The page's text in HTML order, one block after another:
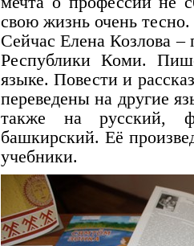
свою жизнь очень тесно.
Сейчас Елена Козлова –
Республики Коми.
языке. Повести и
переведены на другие
также на русский,
башкирский. Её
учебники.